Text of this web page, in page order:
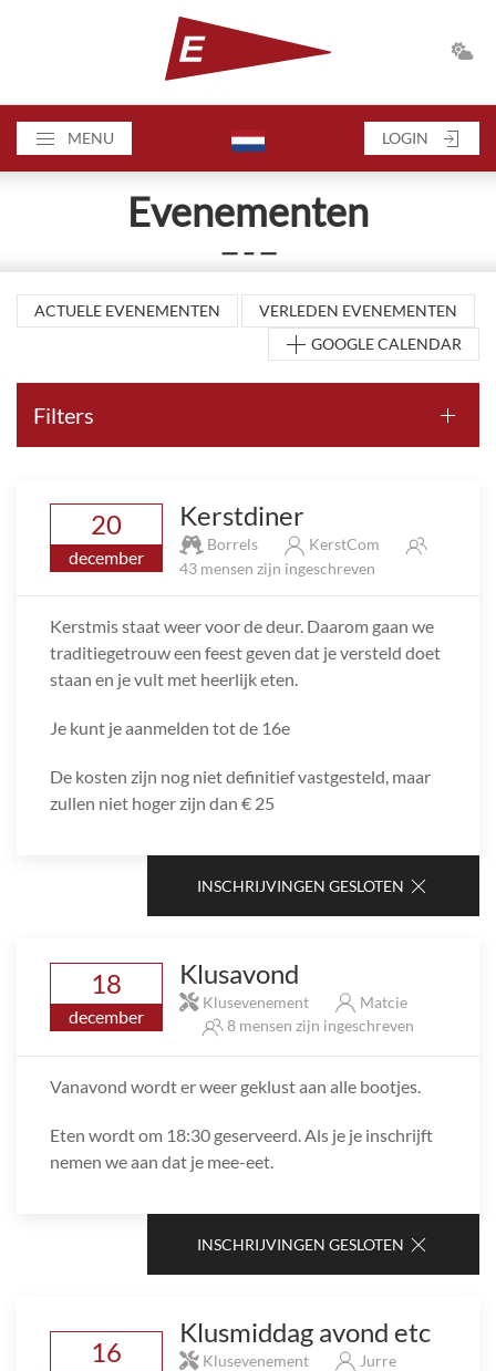
MENU LOGIN
Evenementen
— – —
ACTUELE EVENEMENTEN
VERLEDEN EVENEMENTEN
GOOGLE CALENDAR
Filters
20
december
Kerstdiner
Borrels
KerstCom
43 mensen zijn ingeschreven
Kerstmis staat weer voor de deur. Daarom gaan we
traditiegetrouw een feest geven dat je versteld doet
staan en je vult met heerlijk eten.
Je kunt je aanmelden tot de 16e
De kosten zijn nog niet definitief vastgesteld, maar
zullen niet hoger zijn dan € 25
INSCHRIJVINGEN GESLOTEN
18
december
Klusavond
Klusevenement
Matcie
8 mensen zijn ingeschreven
Vanavond wordt er weer geklust aan alle bootjes.
Eten wordt om 18:30 geserveerd. Als je je inschrijft
nemen we aan dat je mee-eet.
INSCHRIJVINGEN GESLOTEN
16
Klusmiddag avond etc
Klusevenement
Jurre